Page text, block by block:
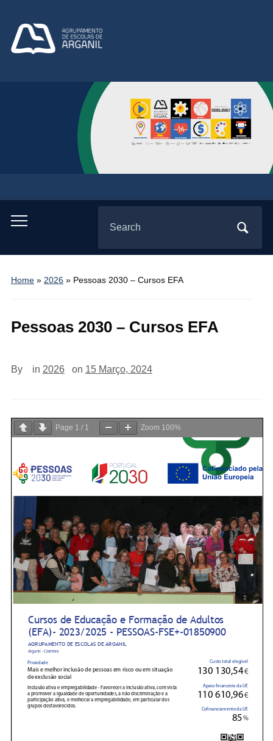
Toggle
menu
for:
Home» 2026 » Pessoas 2030 – Cursos EFA
Pessoas 2030 – Cursos EFA
By in 2026 on 15 Março, 2024
Page 1 / 1 Zoom 100%